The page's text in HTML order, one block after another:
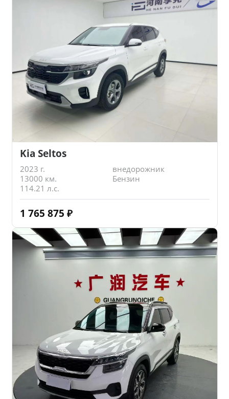
Kia Seltos
2023 г.
внедорожник
13000 км.
Бензин
114.21 л.с.
1 765 875 ₽